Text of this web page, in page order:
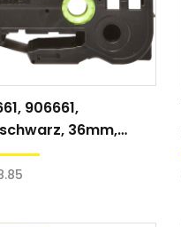
906661,
36mm,